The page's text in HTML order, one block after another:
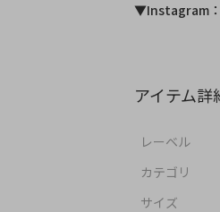
▼Instagram
アイテム詳
レーベル
カテゴリ
サイズ